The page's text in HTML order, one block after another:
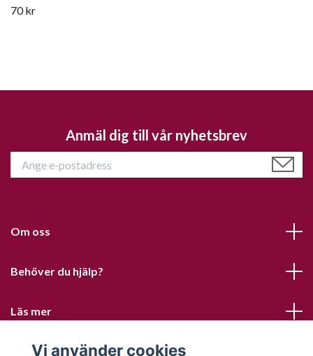
70 kr
Anmäl dig till vår nyhetsbrev
Om oss
Behöver du hjälp?
Läs mer
Sociala medier
Vi använder cookies